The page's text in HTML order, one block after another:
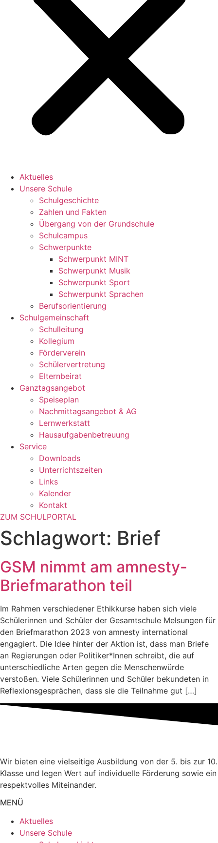
Aktuelles
Unsere Schule
Schulgeschichte
Zahlen und Fakten
Übergang von der Grundschule
Schulcampus
Schwerpunkte
Schwerpunkt MINT
Schwerpunkt Musik
Schwerpunkt Sport
Schwerpunkt Sprachen
Berufsorientierung
Schulgemeinschaft
Schulleitung
Kollegium
Förderverein
Schülervertretung
Elternbeirat
Ganztagsangebot
Speiseplan
Nachmittagsangebot & AG
Lernwerkstatt
Hausaufgabenbetreuung
Service
Downloads
Unterrichtszeiten
Links
Kalender
Kontakt
ZUM SCHULPORTAL
Schlagwort: Brief
GSM nimmt am amnesty-
Briefmarathon teil
Im Rahmen verschiedener Ethikkurse haben sich viele
Schülerinnen und Schüler der Gesamtschule Melsungen für
den Briefmarathon 2023 von amnesty international
engagiert. Die Idee hinter der Aktion ist, dass man Briefe
an Regierungen oder Politiker*Innen schreibt, die auf
unterschiedliche Arten gegen die Menschenwürde
verstoßen. Viele Schülerinnen und Schüler bekundeten in
Reflexionsgesprächen, dass sie die Teilnahme gut […]
Wir bieten eine vielseitige Ausbildung von der 5. bis zur 10.
Klasse und legen Wert auf individuelle Förderung sowie ein
respektvolles Miteinander.
MENÜ
Aktuelles
Unsere Schule